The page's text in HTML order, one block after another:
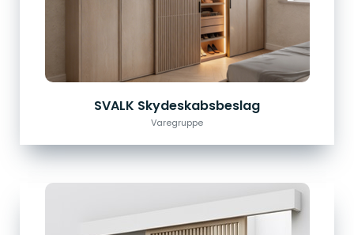
SVALK Skydeskabsbeslag
Varegruppe